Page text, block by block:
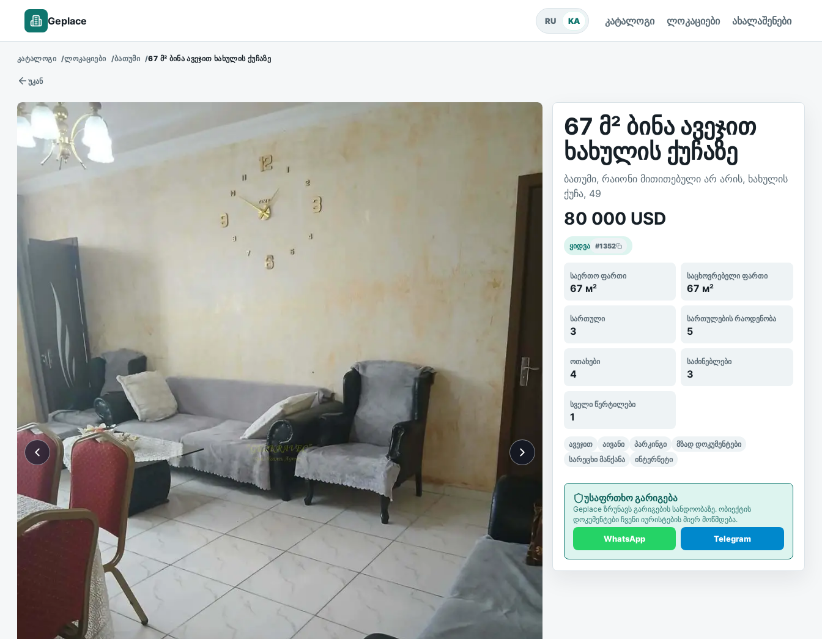
Geplace RU KA კატალოგი ლოკაციები ახალაშენები
ᲙᲐᲢᲐᲚᲝᲒᲘ ᲚᲝᲙᲐᲪᲘᲔᲑᲘ ᲑᲐᲗᲣᲛᲘ 67 Მ² ᲑᲘᲜᲐ ᲐᲕᲔᲯᲘᲗ ᲮᲐᲮᲣᲚᲘᲡ ᲥᲣᲩᲐᲖᲔ
უკან
67 მ² ბინა ავეჯით
ხახულის ქუჩაზე
ბათუმი, რაიონი მითითებული არ არის, ხახულის
ქუჩა, 49
80 000 USD
ყიდვა #1352
საერთო ფართი
67 м²
საცხოვრებელი ფართი
67 м²
სართული
3
სართულების რაოდენობა
5
ოთახები
4
საძინებლები
3
სველი წერტილები
1
ავეჯით აივანი პარკინგი
მზად დოკუმენტები
სარეცხი მანქანა
ინტერნეტი
უსაფრთხო გარიგება
Geplace ზრუნავს გარიგების სანდოობაზე. ობიექტის
დოკუმენტები ჩვენი იურისტების მიერ მოწმდება.
WhatsApp Telegram